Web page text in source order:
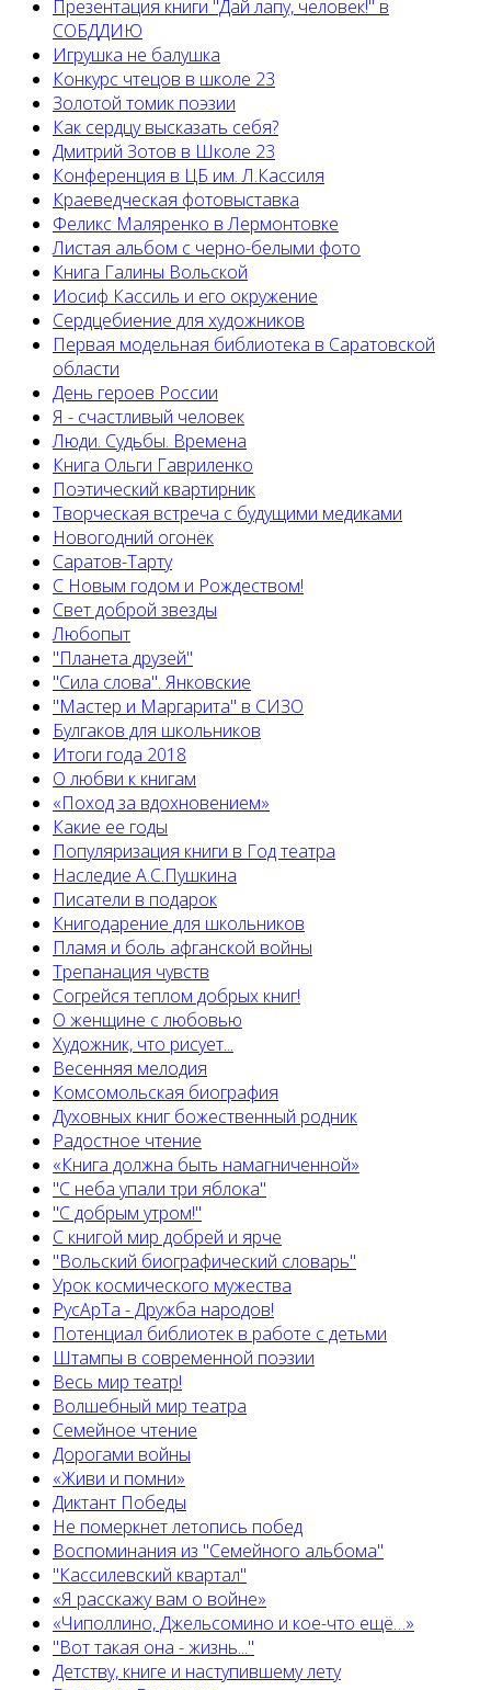
Презентация книги "Дай лапу, человек!" в
СОБДДИЮ
Игрушка не балушка
Конкурс чтецов в школе 23
Золотой томик поэзии
Как сердцу высказать себя?
Дмитрий Зотов в Школе 23
Конференция в ЦБ им. Л.Кассиля
Краеведческая фотовыставка
Феликс Маляренко в Лермонтовке
Листая альбом с черно-белыми фото
Книга Галины Вольской
Иосиф Кассиль и его окружение
Сердцебиение для художников
Первая модельная библиотека в Саратовской
области
День героев России
Я - счастливый человек
Люди. Судьбы. Времена
Книга Ольги Гавриленко
Поэтический квартирник
Творческая встреча с будущими медиками
Новогодний огонёк
Саратов-Тарту
С Новым годом и Рождеством!
Свет доброй звезды
Любопыт
"Планета друзей"
"Сила слова". Янковские
"Мастер и Маргарита" в СИЗО
Булгаков для школьников
Итоги года 2018
О любви к книгам
«Поход за вдохновением»
Какие ее годы
Популяризация книги в Год театра
Наследие А.С.Пушкина
Писатели в подарок
Книгодарение для школьников
Пламя и боль афганской войны
Трепанация чувств
Согрейся теплом добрых книг!
О женщине с любовью
Художник, что рисует...
Весенняя мелодия
Комсомольская биография
Духовных книг божественный родник
Радостное чтение
«Книга должна быть намагниченной»
"С неба упали три яблока"
"С добрым утром!"
С книгой мир добрей и ярче
"Вольский биографический словарь"
Урок космического мужества
РусАрТа - Дружба народов!
Потенциал библиотек в работе с детьми
Штампы в современной поэзии
Весь мир театр!
Волшебный мир театра
Семейное чтение
Дорогами войны
«Живи и помни»
Диктант Победы
Не померкнет летопись побед
Воспоминания из "Семейного альбома"
"Кассилевский квартал"
«Я расскажу вам о войне»
«Чиполлино, Джельсомино и кое-что ещё…»
"Вот такая она - жизнь..."
Детству, книге и наступившему лету